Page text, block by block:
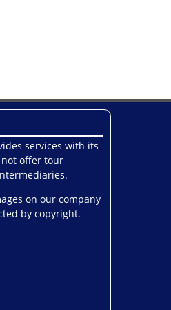
services with its
not offer tour
on our company
by copyright.